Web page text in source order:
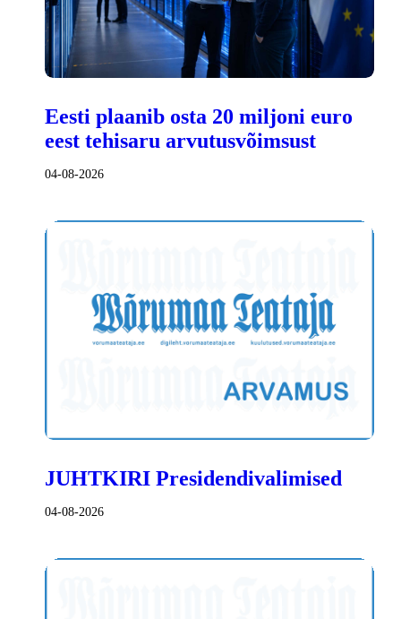
Eesti plaanib osta 20 miljoni euro
eest tehisaru arvutusvõimsust
04-08-2026
JUHTKIRI Presidendivalimised
04-08-2026